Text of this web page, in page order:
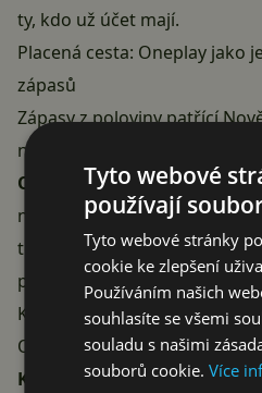
ty, kdo už účet mají.
Placená cesta: Oneplay jako
zápasů
Zápasy z poloviny patřící
nepustíte —
Nova je
Oneplay. Ta je zároveň
najdete digitálně všech 104
těch od ČT, plus doprovodné
přehrávání, přepínání kamer,
Kolik to stojí? Nova Action je
Oneplay a ČT sport najdete
Komfort za 199 Kč měsíčně.
Tyto webové
používají
Tyto webové stránky
cookie ke zlepšení
Používáním našich
souhlasíte se všemi
souladu s našimi
souborů cookie.Více